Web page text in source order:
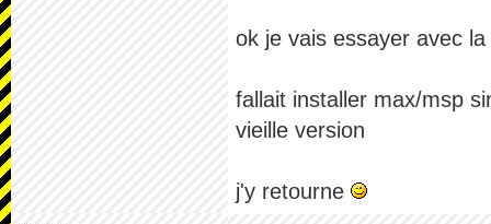
ok je vais essayer avec
fallait installer max/msp
vieille version
j'y retourne